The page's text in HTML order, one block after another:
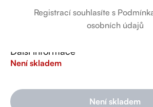
Registrací souhlasíte s
osobních údajů
Kč
Další informace
Není skladem
Není skladem